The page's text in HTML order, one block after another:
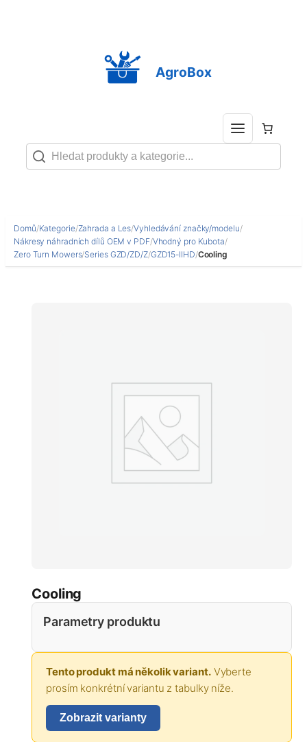
AgroBox
Domů/Kategorie/Zahrada a Les/Vyhledávání značky/modelu/
Nákresy náhradních dílů OEM v PDF/Vhodný pro Kubota/
Zero Turn Mowers/Series GZD/ZD/Z/GZD15-IIHD/Cooling
Cooling
Parametry produktu
Tento produkt má několik variant.Vyberte
prosím konkrétní variantu z tabulky níže.
Zobrazit varianty